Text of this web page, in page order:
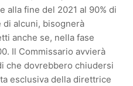
alla fine del 2021 al 90% di
alcuni, bisognerà
anche se, nella fase
Il Commissario avvierà
che dovrebbero chiudersi
esclusiva della direttrice